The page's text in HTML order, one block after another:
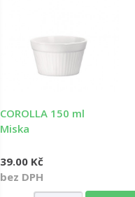
COROLLA 150 ml
Miska
39.00 Kč
bez DPH